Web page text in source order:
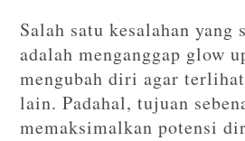
Salah satu kesalahan
adalah menganggap glow
mengubah diri agar
lain. Padahal, tujuan
memaksimalkan potensi